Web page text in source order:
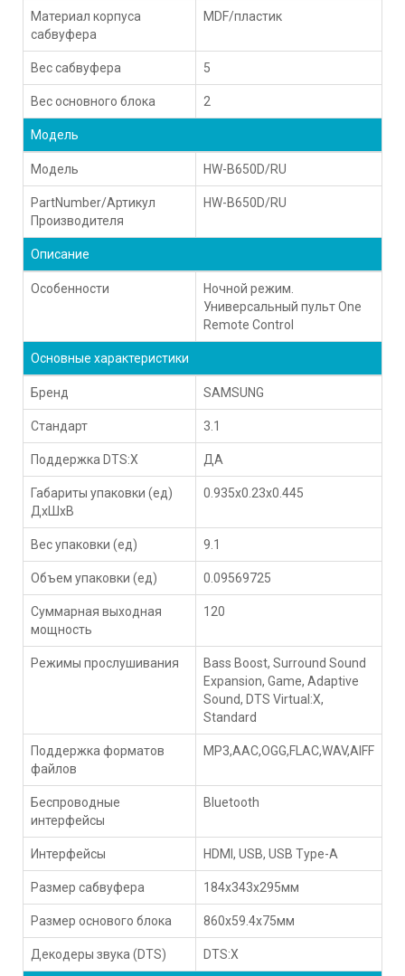
Материал корпуса
сабвуфера
MDF/пластик
Вес сабвуфера 5
Вес основного блока 2
Модель
Модель HW-B650D/RU
PartNumber/Артикул
Производителя
HW-B650D/RU
Описание
Особенности
Ночной режим.
Универсальный пульт One
Remote Control
Основные характеристики
Бренд SAMSUNG
Стандарт 3.1
Поддержка DTS:X ДА
Габариты упаковки (ед)
ДхШхВ
0.935x0.23x0.445
Вес упаковки (ед) 9.1
Объем упаковки (ед) 0.09569725
Суммарная выходная
мощность
120
Режимы прослушивания
Bass Boost, Surround Sound
Expansion, Game, Adaptive
Sound, DTS Virtual:X,
Standard
Поддержка форматов
файлов
MP3,AAC,OGG,FLAC,WAV,AIFF
Беспроводные
интерфейсы
Bluetooth
Интерфейсы HDMI, USB, USB Type-A
Размер сабвуфера 184x343x295мм
Размер основого блока 860x59.4x75мм
Декодеры звука (DTS) DTS:X